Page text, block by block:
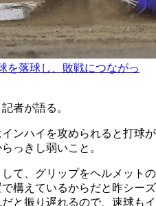
を落球し、敗戦につながっ
者が語る。
ンハイを攻められると打球が
っきし弱いこと。
て、グリップをヘルメットの
構えているからだと昨シーズ
と振り遅れるので、速球もイ